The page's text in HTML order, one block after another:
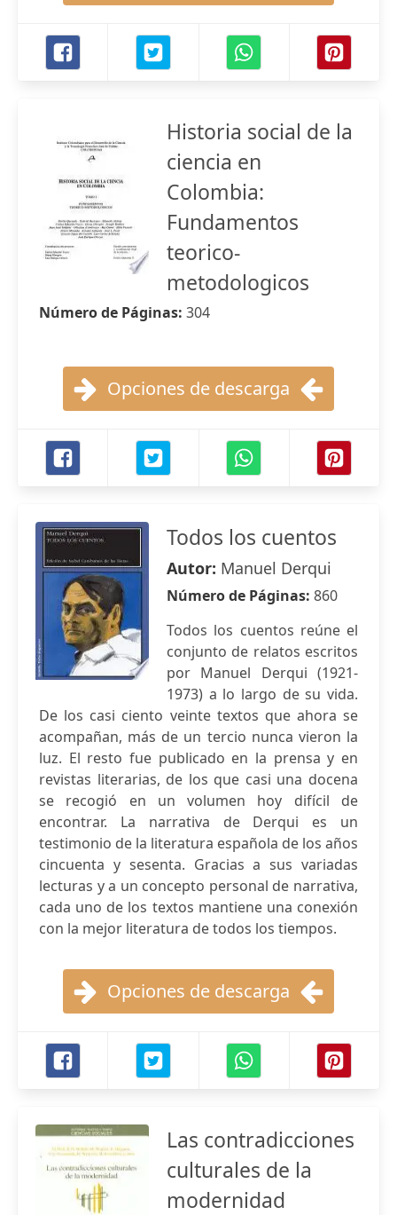
Historia social de la
ciencia en
Colombia:
Fundamentos
teorico-
metodologicos
Número de Páginas: 304
Opciones de descarga
Todos los cuentos
Autor: Manuel Derqui
Número de Páginas: 860
Todos los cuentos reúne el
conjunto de relatos escritos
por Manuel Derqui (1921-
1973) a lo largo de su vida.
De los casi ciento veinte textos que ahora se
acompañan, más de un tercio nunca vieron la
luz. El resto fue publicado en la prensa y en
revistas literarias, de los que casi una docena
se recogió en un volumen hoy difícil de
encontrar. La narrativa de Derqui es un
testimonio de la literatura española de los años
cincuenta y sesenta. Gracias a sus variadas
lecturas y a un concepto personal de narrativa,
cada uno de los textos mantiene una conexión
con la mejor literatura de todos los tiempos.
Opciones de descarga
Las contradicciones
culturales de la
modernidad